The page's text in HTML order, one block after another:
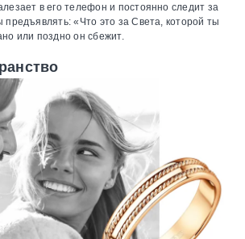
в его телефон и постоянно следит за
предъявлять: «Что это за Света, которой ты
или поздно он сбежит.